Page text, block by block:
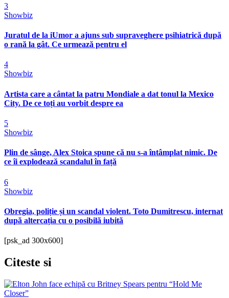
3
Showbiz
Juratul de la iUmor a ajuns sub supraveghere psihiatrică după
o rană la gât. Ce urmează pentru el
4
Showbiz
Artista care a cântat la patru Mondiale a dat tonul la Mexico
City. De ce toți au vorbit despre ea
5
Showbiz
Plin de sânge, Alex Stoica spune că nu s-a întâmplat nimic. De
ce îi explodează scandalul în față
6
Showbiz
Obregia, poliție și un scandal violent. Toto Dumitrescu, internat
după altercația cu o posibilă iubită
[psk_ad 300x600]
Citeste si